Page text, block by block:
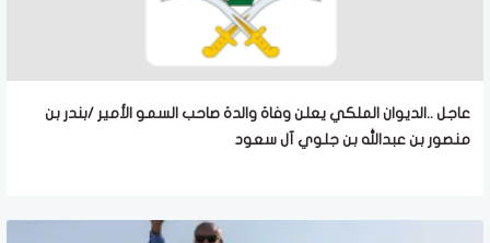
عاجل ..الديوان الملكي يعلن وفاة والدة صاحب السمو الأمير /بندر بن
منصور بن عبدالله بن جلوي آل سعود